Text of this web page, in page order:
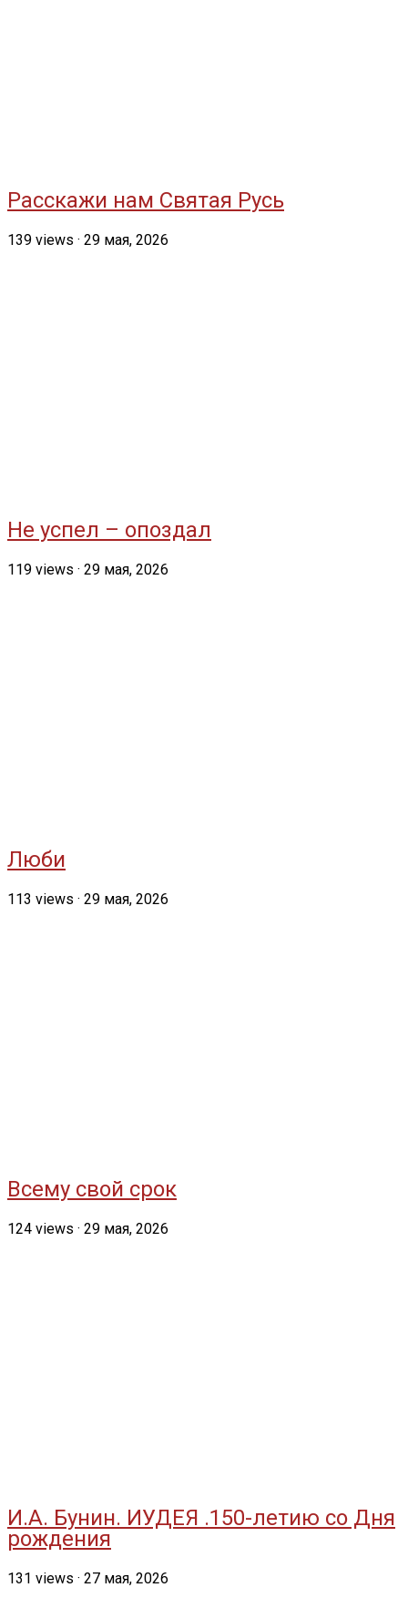
Расскажи нам Святая Русь
139 views · 29 мая, 2026
Не успел – опоздал
119 views · 29 мая, 2026
Люби
113 views · 29 мая, 2026
Всему свой срок
124 views · 29 мая, 2026
И.А. Бунин. ИУДЕЯ .150-летию со Дня
рождения
131 views · 27 мая, 2026